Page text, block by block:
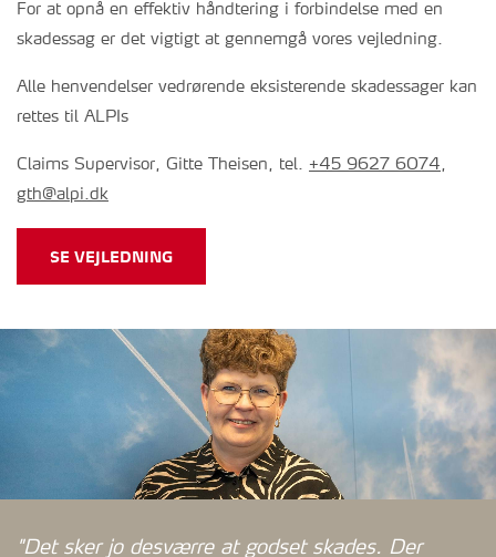
For at opnå en effektiv håndtering i forbindelse med en
skadessag er det vigtigt at gennemgå vores vejledning.
Alle henvendelser vedrørende eksisterende skadessager kan
rettes til ALPIs
Claims Supervisor, Gitte Theisen, tel. +45 9627 6074,
gth@alpi.dk
SE VEJLEDNING
"Det sker jo desværre at godset skades. Der